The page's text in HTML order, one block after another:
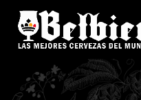
Skip to Content